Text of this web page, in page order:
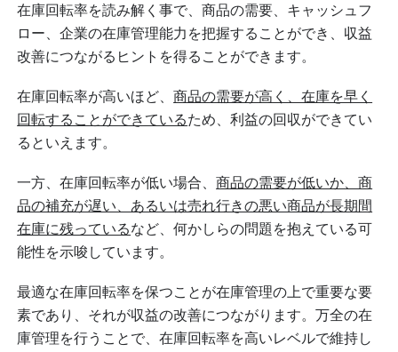
在庫回転率を読み解く事で、商品の需要、キャッシュフ
ロー、企業の在庫管理能力を把握することができ、収益
改善につながるヒントを得ることができます。
在庫回転率が高いほど、商品の需要が高く、在庫を早く
回転することができているため、利益の回収ができてい
るといえます。
一方、在庫回転率が低い場合、商品の需要が低いか、商
品の補充が遅い、あるいは売れ行きの悪い商品が長期間
在庫に残っているなど、何かしらの問題を抱えている可
能性を示唆しています。
最適な在庫回転率を保つことが在庫管理の上で重要な要
素であり、それが収益の改善につながります。万全の在
庫管理を行うことで、在庫回転率を高いレベルで維持し